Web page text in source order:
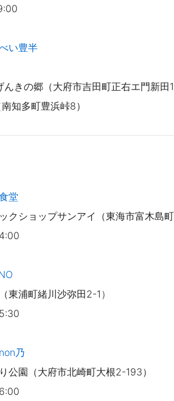
い豊半
きの郷（大府市吉田町正右エ門新田1-
知多町豊浜峠8）
堂
クショップサンアイ（東海市富木島町
東浦町緒川沙弥田2-1 ）
乃
公園（大府市北崎町大根2-193）